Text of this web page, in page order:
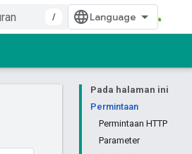
/
Pada halaman ini
Permintaan
Permintaan HTTP
Parameter